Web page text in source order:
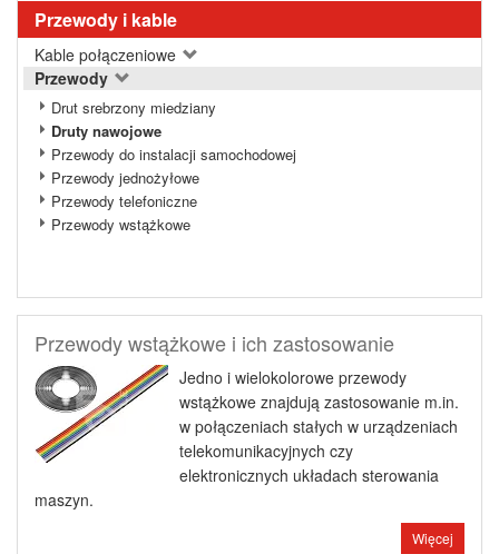
Przewody i kable
Kable połączeniowe
Przewody
Drut srebrzony miedziany
Druty nawojowe
Przewody do instalacji samochodowej
Przewody jednożyłowe
Przewody telefoniczne
Przewody wstążkowe
Przewody wstążkowe i ich zastosowanie
Jedno i wielokolorowe przewody
wstążkowe znajdują zastosowanie m.in.
w połączeniach stałych w urządzeniach
telekomunikacyjnych czy
elektronicznych układach sterowania
maszyn.
Więcej